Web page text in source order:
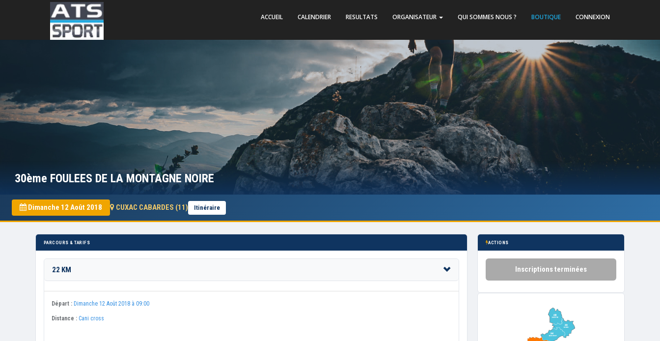
ACCUEIL CALENDRIER RESULTATS ORGANISATEUR QUI SOMMES NOUS ? BOUTIQUE CONNEXION
30ème FOULEES DE LA MONTAGNE NOIRE
Dimanche 12 Août 2018 CUXAC CABARDES (11) Itinéraire
PARCOURS & TARIFS
22 KM
Départ : Dimanche 12 Août 2018 à 09:00
Distance : Cani cross
ACTIONS
Inscriptions terminées